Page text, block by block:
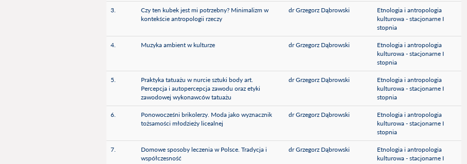
3.
Czy ten kubek jest mi potrzebny? Minimalizm w
kontekście antropologii rzeczy
dr Grzegorz Dąbrowski
Etnologia i antropologia
kulturowa - stacjonarne I
stopnia
4. Muzyka ambient w kulturze dr Grzegorz Dąbrowski
Etnologia i antropologia
kulturowa - stacjonarne I
stopnia
5.
Praktyka tatuażu w nurcie sztuki body art.
Percepcja i autopercepcja zawodu oraz etyki
zawodowej wykonawców tatuażu
dr Grzegorz Dąbrowski
Etnologia i antropologia
kulturowa - stacjonarne I
stopnia
6.
Ponowocześni brikolerzy. Moda jako wyznacznik
tożsamości młodzieży licealnej
dr Grzegorz Dąbrowski
Etnologia i antropologia
kulturowa - stacjonarne I
stopnia
7.
Domowe sposoby leczenia w Polsce. Tradycja i
współczesność
dr Grzegorz Dąbrowski
Etnologia i antropologia
kulturowa - stacjonarne I